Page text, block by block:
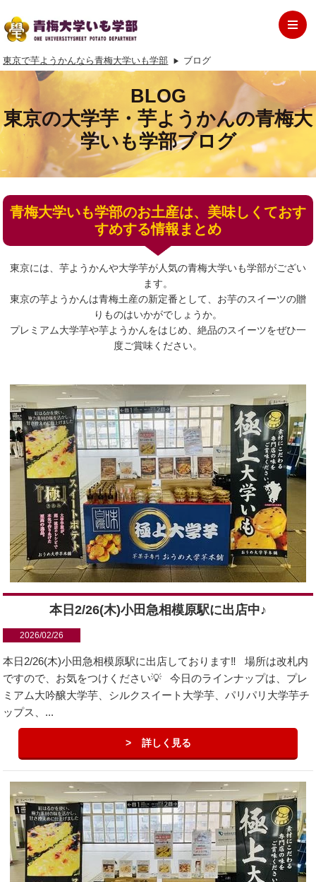
東京で芋ようかんなら青梅大学いも学部 ブログ
BLOG
東京の大学芋・芋ようかんの青梅大
学いも学部ブログ
青梅大学いも学部のお土産は、美味しくておす
すめする情報まとめ
東京には、芋ようかんや大学芋が人気の青梅大学いも学部がござい
ます。
東京の芋ようかんは青梅土産の新定番として、お芋のスイーツの贈
りものはいかがでしょうか。
プレミアム大学芋や芋ようかんをはじめ、絶品のスイーツをぜひ一
度ご賞味ください。
本日2/26(木)小田急相模原駅に出店中♪
2026/02/26
本日2/26(木)小田急相模原駅に出店しております‼️ 場所は改札内
ですので、お気をつけください💡 今日のラインナップは、プレ
ミアム大吟醸大学芋、シルクスイート大学芋、パリパリ大学芋チ
ップス、...
詳しく見る